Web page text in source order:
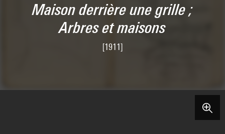
Maison derrière une grille ;
Arbres et maisons
[1911]